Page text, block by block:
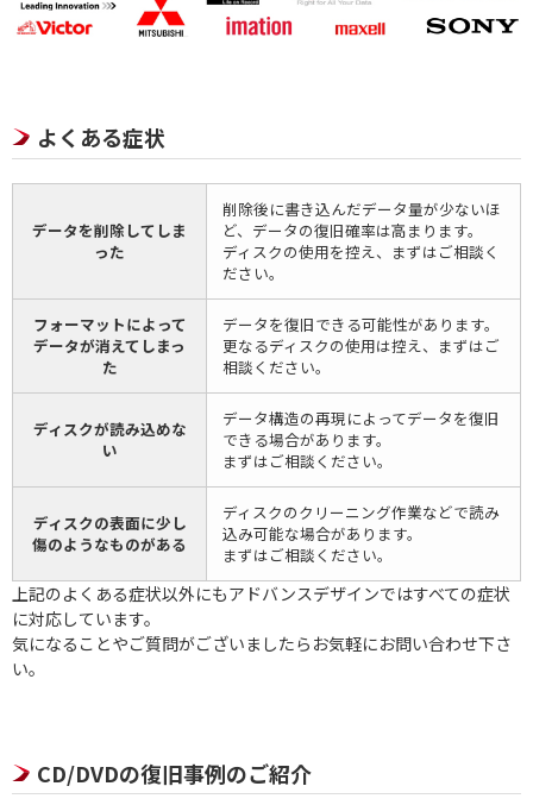
よくある症状
データを削除してしま
った
削除後に書き込んだデータ量が少ないほ
ど、データの復旧確率は高まります。
ディスクの使用を控え、まずはご相談く
ださい。
フォーマットによって
データが消えてしまっ
た
データを復旧できる可能性があります。
更なるディスクの使用は控え、まずはご
相談ください。
ディスクが読み込めな
い
データ構造の再現によってデータを復旧
できる場合があります。
まずはご相談ください。
ディスクの表面に少し
傷のようなものがある
ディスクのクリーニング作業などで読み
込み可能な場合があります。
まずはご相談ください。
上記のよくある症状以外にもアドバンスデザインではすべての症状
に対応しています。
気になることやご質問がございましたらお気軽にお問い合わせ下さ
い。
CD/DVDの復旧事例のご紹介